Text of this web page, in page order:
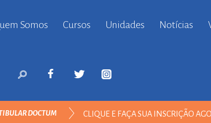
Somos
Cursos Unidades Notícias
DOCTUM CLIQUE E FAÇA SUA INSCRIÇÃO